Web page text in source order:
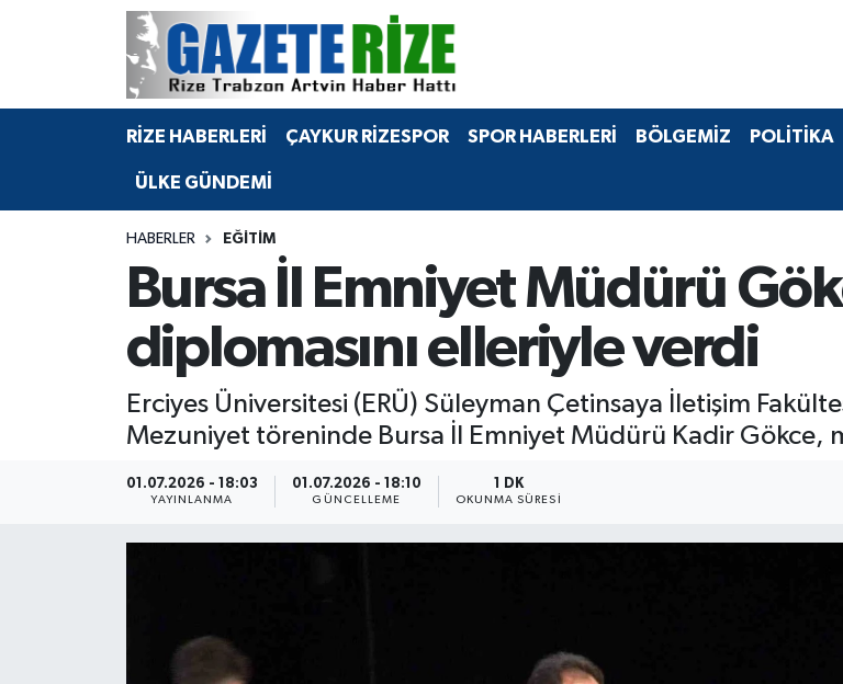
RİZE HABERLERİ ÇAYKUR RİZESPOR SPOR HABERLERİ BÖLGEMİZ POLİTİKA
ÜLKE GÜNDEMİ
HABERLER EĞİTİM
Bursa İl Emniyet Müdürü
diplomasını elleriyle verdi
Erciyes Üniversitesi (ERÜ) Süleyman Çetinsaya İletişim
Mezuniyet töreninde Bursa İl Emniyet Müdürü Kadir Gökce,
01.07.2026 - 18:03
YAYINLANMA
01.07.2026 - 18:10
GÜNCELLEME
1 DK
OKUNMA SÜRESI
BÖLGEMİZ
Bilim Teknoloji
Advertising news
Canlı Maç
Merkez Nöbetçi Eczaneler
Merkez Hava Durumu
Merkez Trafik Yoğunluk Haritası
Tüm Manşetler
Son Dakika Haberleri
Haber Arşivi